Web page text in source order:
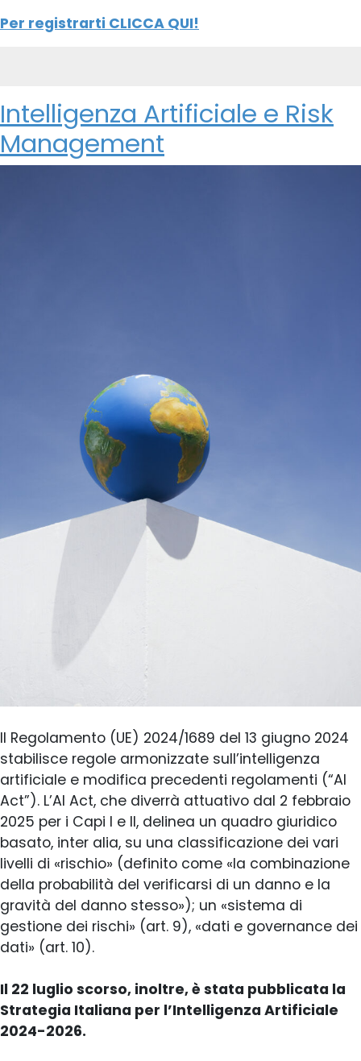
Per registrarti CLICCA QUI!
Intelligenza Artificiale e Risk
Management
Il Regolamento (UE) 2024/1689 del 13 giugno 2024
stabilisce regole armonizzate sull’intelligenza
artificiale e modifica precedenti regolamenti (“AI
Act”). L’AI Act, che diverrà attuativo dal 2 febbraio
2025 per i Capi I e II, delinea un quadro giuridico
basato, inter alia, su una classificazione dei vari
livelli di «rischio» (definito come «la combinazione
della probabilità del verificarsi di un danno e la
gravità del danno stesso»); un «sistema di
gestione dei rischi» (art. 9), «dati e governance dei
dati» (art. 10).
Il 22 luglio scorso, inoltre, è stata pubblicata la
Strategia Italiana per l’Intelligenza Artificiale
2024-2026.